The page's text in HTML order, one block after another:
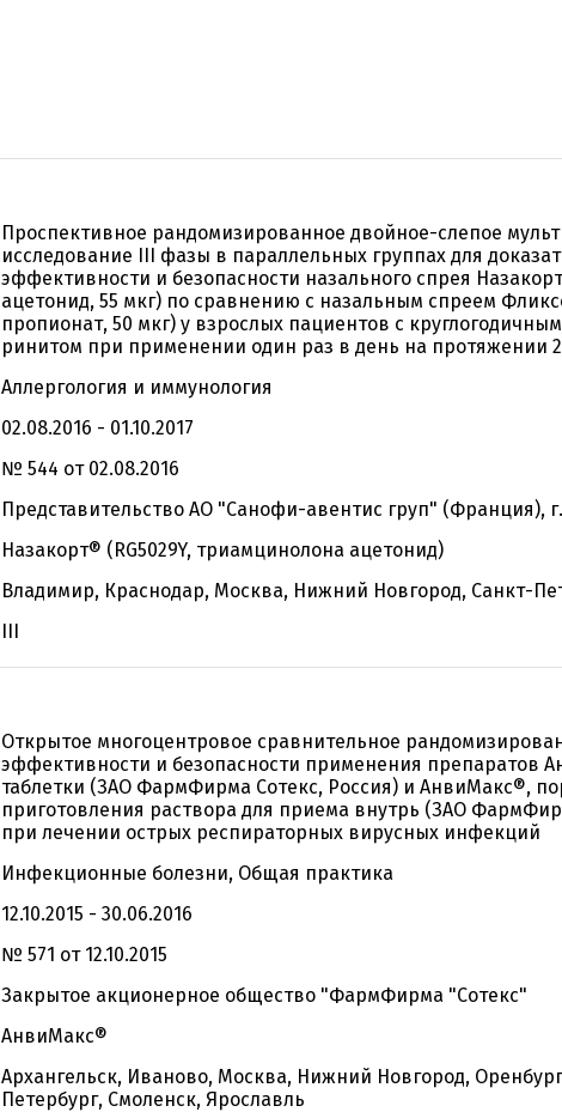
Проспективное рандомизированное двойное-слепое
исследование III фазы в параллельных группах для
эффективности и безопасности назального спрея
ацетонид, 55 мкг) по сравнению с назальным спреем
пропионат, 50 мкг) у взрослых пациентов с
ринитом при применении один раз в день на протяжении
Аллергология и иммунология
02.08.2016 - 01.10.2017
№ 544 от 02.08.2016
Представительство АО "Санофи-авентис груп" (Франция),
Назакорт® (RG5029Y, триамцинолона ацетонид)
Владимир, Краснодар, Москва, Нижний Новгород, Санкт-
III
Открытое многоцентровое сравнительное
эффективности и безопасности применения препаратов
таблетки (ЗАО ФармФирма Сотекс, Россия) и АнвиМакс®,
приготовления раствора для приема внутрь (ЗАО
при лечении острых респираторных вирусных инфекций
Инфекционные болезни, Общая практика
12.10.2015 - 30.06.2016
№ 571 от 12.10.2015
Закрытое акционерное общество "ФармФирма "Сотекс"
АнвиМакс®
Архангельск, Иваново, Москва, Нижний Новгород,
Петербург, Смоленск, Ярославль